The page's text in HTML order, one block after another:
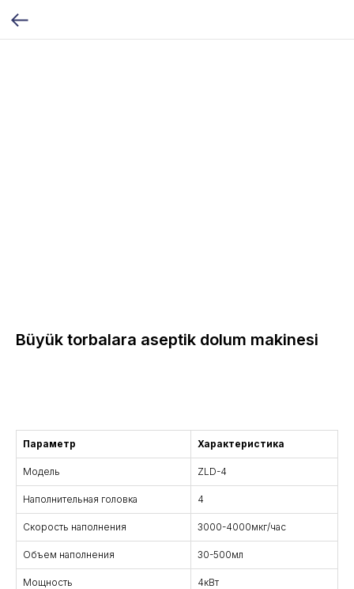
Büyük torbalara aseptik dolum makinesi
Параметр Характеристика
Модель ZLD-4
Наполнительная головка 4
Скорость наполнения 3000-4000мкг/час
Объем наполнения 30-500мл
Мощность 4кВт